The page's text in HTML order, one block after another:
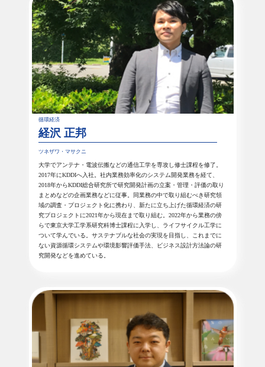
循環経済
経沢 正邦
ツネザワ・マサクニ
大学でアンテナ・電波伝搬などの通信工学を専攻し修士課程を修了。
2017年にKDDIへ入社。社内業務効率化のシステム開発業務を経て、
2018年からKDDI総合研究所で研究開発計画の立案・管理・評価の取り
まとめなどの企画業務などに従事。同業務の中で取り組むべき研究領
域の調査・プロジェクト化に携わり、新たに立ち上げた循環経済の研
究プロジェクトに2021年から現在まで取り組む。2022年から業務の傍
らで東京大学工学系研究科博士課程に入学し、ライフサイクル工学に
ついて学んでいる。サステナブルな社会の実現を目指し、これまでに
ない資源循環システムや環境影響評価手法、ビジネス設計方法論の研
究開発などを進めている。